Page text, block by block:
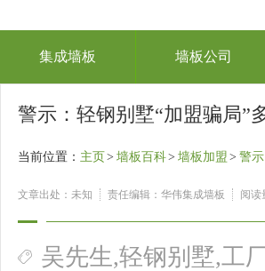
集成墙板 墙板公司
警示：轻钢别墅“加盟骗局”
当前位置： 主页 > 墙板百科> 墙板加盟 > 警
文章出处：未知 责任编辑：华伟集成墙板 阅读
吴先生,轻钢别墅,工